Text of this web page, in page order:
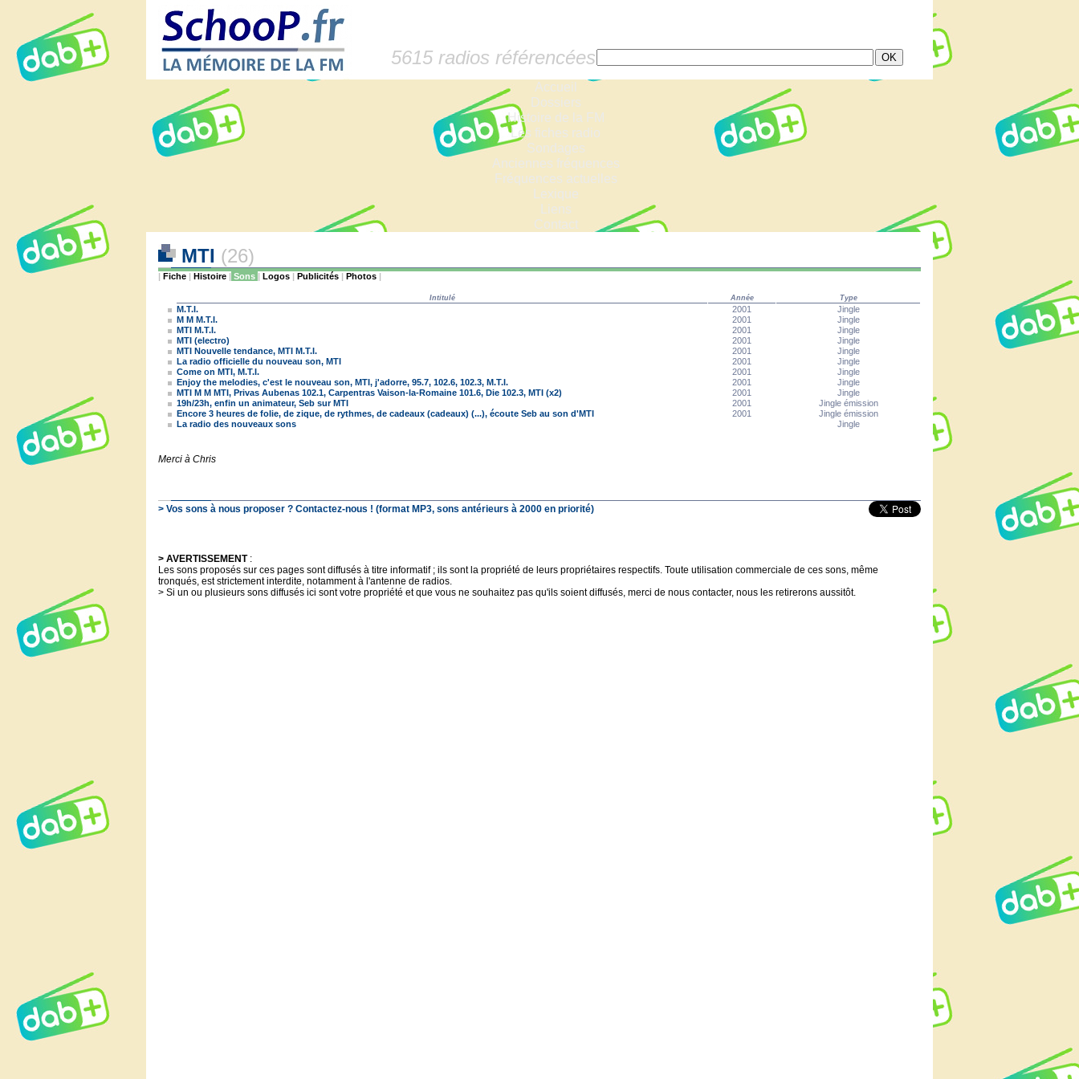
5615 radios référencées
Accueil
Dossiers
Histoire de la FM
Les fiches radio
Sondages
Anciennes fréquences
Fréquences actuelles
Lexique
Liens
Contact
MTI (26)
| Fiche | Histoire | Sons | Logos | Publicités | Photos |
Intitulé Année Type
M.T.I. 2001
Jingle
M M M.T.I.
2001
Jingle
MTI M.T.I.
2001
Jingle
MTI (electro)
2001
Jingle
MTI Nouvelle tendance, MTI M.T.I.
2001
Jingle
La radio officielle du nouveau son, MTI
2001
Jingle
Come on MTI, M.T.I.
2001
Jingle
Enjoy the melodies, c'est le nouveau son, MTI, j'adorre, 95.7, 102.6, 102.3, M.T.I.
2001
Jingle
MTI M M MTI, Privas Aubenas 102.1, Carpentras Vaison-la-Romaine 101.6, Die 102.3, MTI (x2)
2001
Jingle
19h/23h, enfin un animateur, Seb sur MTI
2001
Jingle émission
Encore 3 heures de folie, de zique, de rythmes, de cadeaux (cadeaux) (...), écoute Seb au son d'MTI
2001
Jingle émission
La radio des nouveaux sons
Jingle
Merci à Chris
> Vos sons à nous proposer ? Contactez-nous ! (format MP3, sons antérieurs à 2000 en priorité)
> AVERTISSEMENT:
Les sons proposés sur ces pages sont diffusés à titre informatif ; ils sont la propriété de leurs propriétaires respectifs. Toute utilisation commerciale de ces sons, même
tronqués, est strictement interdite, notamment à l'antenne de radios.
> Si un ou plusieurs sons diffusés ici sont votre propriété et que vous ne souhaitez pas qu'ils soient diffusés, merci de nous contacter, nous les retirerons aussitôt.